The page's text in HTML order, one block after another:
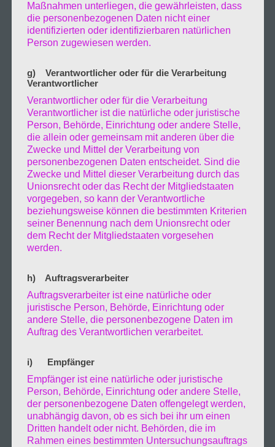
vorhanden Meer das Watt freigeben hat. Der
Strand ist recht einsam um diese Jahreszeit
Menschen und Familien über den Parkplatz
an den Strand.
Es war schon nach 12.00 als ich mich in
Richtung Süden in Bewegung setzte, ohne
festes Ziel und Zeit. Ich lies meinen
Gedanken, Emotionen und Gefühlen freien
lauf ohne Rücksicht auf andere nehmen zu
Maßnahmen unterliegen, die gewährleisten, dass
die personenbezogenen Daten nicht einer
identifizierten oder identifizierbaren natürlichen
Person zugewiesen werden.
g) Verantwortlicher oder für die Verarbeitung
Verantwortlicher
Verantwortlicher oder für die Verarbeitung
Verantwortlicher ist die natürliche oder juristische
Person, Behörde, Einrichtung oder andere Stelle,
die allein oder gemeinsam mit anderen über die
Zwecke und Mittel der Verarbeitung von
personenbezogenen Daten entscheidet. Sind die
Zwecke und Mittel dieser Verarbeitung durch das
Unionsrecht oder das Recht der Mitgliedstaaten
vorgegeben, so kann der Verantwortliche
beziehungsweise können die bestimmten Kriterien
seiner Benennung nach dem Unionsrecht oder
dem Recht der Mitgliedstaaten vorgesehen
werden.
h) Auftragsverarbeiter
Auftragsverarbeiter ist eine natürliche oder
juristische Person, Behörde, Einrichtung oder
andere Stelle, die personenbezogene Daten im
Auftrag des Verantwortlichen verarbeitet.
i) Empfänger
Empfänger ist eine natürliche oder juristische
Person, Behörde, Einrichtung oder andere Stelle,
der personenbezogene Daten offengelegt werden,
unabhängig davon, ob es sich bei ihr um einen
Dritten handelt oder nicht. Behörden, die im
Rahmen eines bestimmten Untersuchungsauftrags